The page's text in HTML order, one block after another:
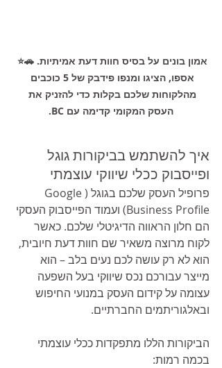
אמון בונים על בסיס חוות דעת אמיתיות. 🚗⭐️
אספו, הציגו ומנפו פידבק של 5 כוכבים
מהלקוחות שלכם בקלות כדי להזניק את
העסק המקומי קדימה עם BC.
איך להשתמש בביקורות גוגל
ופייסבוק ככלי שיווקי עוצמתי
פרופיל העסק שלכם בגוגל (Google
Business Profile) ועמוד הפייסבוק העסקי
הם חלון הראווה הדיגיטלי שלכם. כאשר
לקוח מרוצה משאיר שם חוות דעת חיובית,
הוא לא רק עושה לכם נעים בלב – הוא
מייצר עבורכם נכס שיווקי בעל השפעה
עצומה על קידום העסק במנועי החיפוש
ובאלגוריתמים החברתיים.
הביקורות הללו מתפקדות ככלי עוצמתי
בכמה רמות: